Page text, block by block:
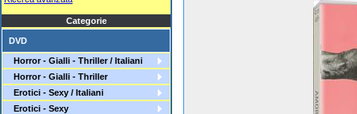
Categorie
DVD
Horror - Gialli - Thriller / Italiani
Horror - Gialli - Thriller
Erotici - Sexy / Italiani
Erotici - Sexy